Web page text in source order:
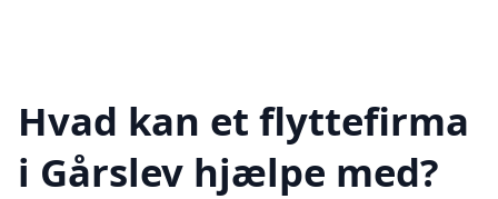
Hvad kan et flyttefirma
i Gårslev hjælpe med?